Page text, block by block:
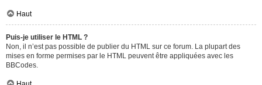
Haut
Puis-je utiliser le HTML ?
Non, il n’est pas possible de publier du HTML sur ce forum. La plupart des
mises en forme permises par le HTML peuvent être appliquées avec les
BBCodes.